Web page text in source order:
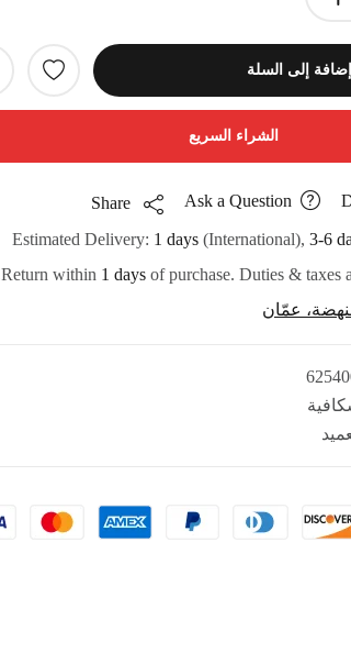
إضافة إلى السلة
الشراء السريع
Ask a Question
Share
Estimated Delivery: 1 days (International), 3-6
Return within 1 days of purchase. Duties & taxes
عمّان